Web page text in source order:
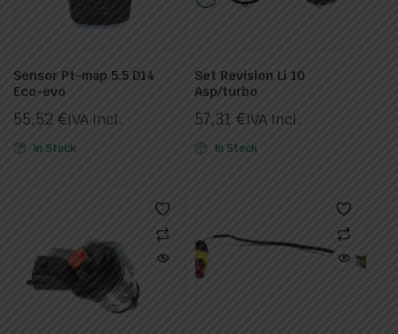
Sensor Pt-map 5.5 D14
Eco-evo
55,52 €IVA Incl.
In Stock
Set Revision Li 10
Asp/turbo
57,31 €IVA Incl.
In Stock